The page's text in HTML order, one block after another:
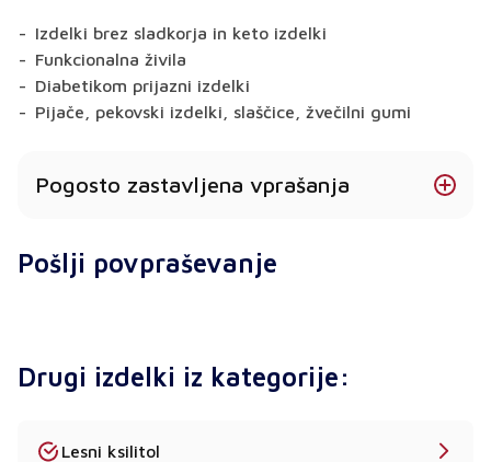
Izdelki brez sladkorja in keto izdelki
Funkcionalna živila
Diabetikom prijazni izdelki
Pijače, pekovski izdelki, slaščice, žvečilni gumi
Pogosto zastavljena vprašanja
uporabo?
Ali ponujate izdelke v razsutem stanju s popolno
Da - COA, MSDS, specifikacije izdelka in certifikati
Pošlji povpraševanje
Drugi izdelki iz kategorije:
Lesni ksilitol